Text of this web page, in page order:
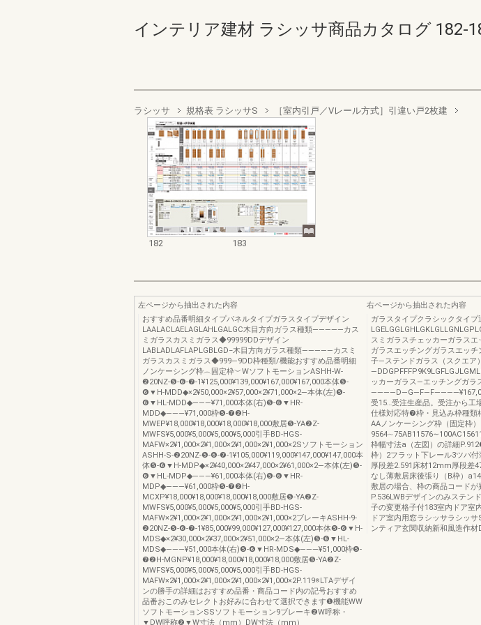
インテリア建材 ラシッサ商品カタログ 182-
ラシッサ 規格表 ラシッサS ［室内引戸／Vレール方式］引違い戸2枚建
182 183
左ページから抽出された内容
おすすめ品番明細タイプパネルタイプガラスタイプデザイン
LAALACLAELAGLAHLGALGC木目方向ガラス種類―――――カス
ミガラスカスミガラス◆99999DDデザイン
LABLADLAFLAPLGBLGD−木目方向ガラス種類―――――カスミ
ガラスカスミガラス◆999―9DD枠種類/機能おすすめ品番明細
ノンケーシング枠︵固定枠︶WソフトモーションASHH-W-
❷20NZ-❺-❻-❼-1¥125,000¥139,000¥167,000¥167,000本体❺-
❻▼H-MDD◆×2¥50,000×2¥57,000×2¥71,000×2―本体(左)❺-
❻▼HL-MDD◆―――¥71,000本体(右)❺-❻▼HR-
MDD◆―――¥71,000枠❺-❼❷H-
MWEP¥18,000¥18,000¥18,000¥18,000敷居❺-YA❷Z-
MWFS¥5,000¥5,000¥5,000¥5,000引手BD-HGS-
MAFW×2¥1,000×2¥1,000×2¥1,000×2¥1,000×2Sソフトモーション
ASHH-S-❷20NZ-❺-❻-❼-1¥105,000¥119,000¥147,000¥147,000本
体❺-❻▼H-MDP◆×2¥40,000×2¥47,000×2¥61,000×2―本体(左)❺-
❻▼HL-MDP◆―――¥61,000本体(右)❺-❻▼HR-
MDP◆―――¥61,000枠❺-❼❷H-
MCXP¥18,000¥18,000¥18,000¥18,000敷居❺-YA❷Z-
MWFS¥5,000¥5,000¥5,000¥5,000引手BD-HGS-
MAFW×2¥1,000×2¥1,000×2¥1,000×2¥1,000×2ブレーキASHH-9-
❷20NZ-❺-❻-❼-1¥85,000¥99,000¥127,000¥127,000本体❺-❻▼H-
MDS◆×2¥30,000×2¥37,000×2¥51,000×2―本体(左)❺-❻▼HL-
MDS◆―――¥51,000本体(右)❺-❻▼HR-MDS◆―――¥51,000枠❺-
❼❷H-MGNP¥18,000¥18,000¥18,000¥18,000敷居❺-YA❷Z-
MWFS¥5,000¥5,000¥5,000¥5,000引手BD-HGS-
MAFW×2¥1,000×2¥1,000×2¥1,000×2¥1,000×2P.119※LTAデザイ
ンの勝手の詳細はおすすめ品番・商品コード内の記号おすすめ
品番おこのみセレクトお好みに合わせて選択できます❶機能WW
ソフトモーションSSソフトモーション9ブレーキ❷W呼称・
▼DW呼称❷▼W寸法（mm）DW寸法（mm）
右ページから抽出された内容
ガラスタイプクラシックタイプ
スミガラスチェッカーガラス
ガラスエッチングガラスエッ
子―ステンドガラス（スクエア）
ッカーガラス―エッチングガラ
受15…受注生産品。受注から工
仕様対応特❼枠・見込み枠種類
AAノンケーシング枠（固定枠）
枠幅寸法a（左図）の詳細
枠）2フラット下レール3ツバ
厚段差2.591床材12mm厚段差
なし薄敷居床後張り（B枠）
敷居の場合、枠の商品コード
P.536LWBデザインのみステン
子の変更格子付183室内ドア室
ドア室内用窓ラシッサラシッ
ンティア玄関収納新和風造作材